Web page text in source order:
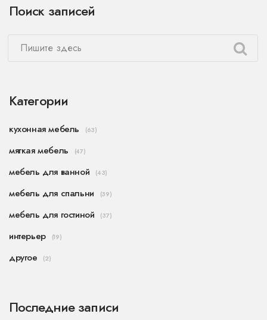
правильно расставить мебель, чтобы создать
Поиск записей
Категории
кухонная мебель (63)
мягкая мебель (47)
мебель для ванной (43)
мебель для спальни (39)
мебель для гостиной (37)
интерьер (19)
другое (2)
Последние записи